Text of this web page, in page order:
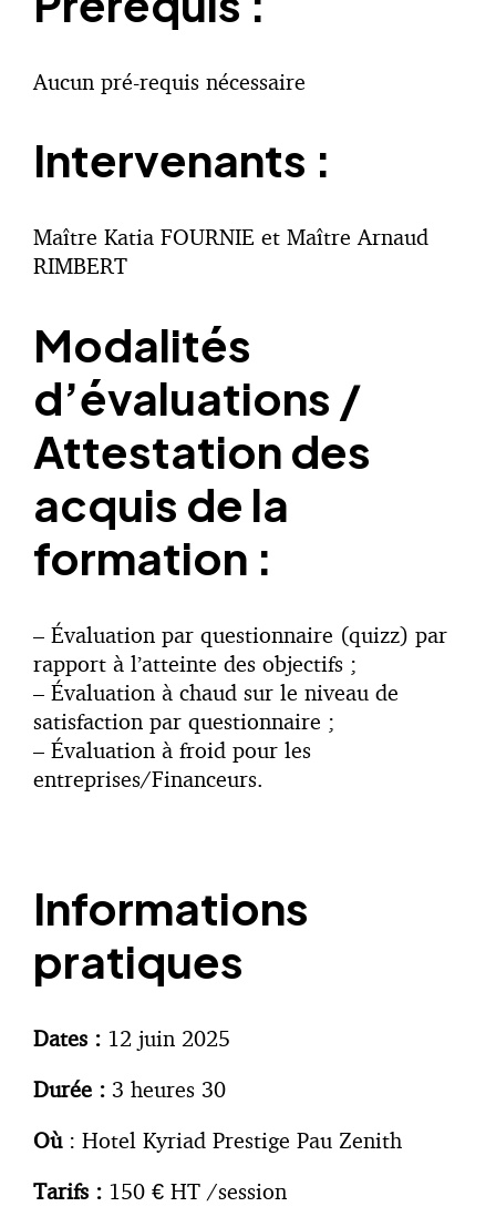
Aucun pré-requis nécessaire
Intervenants :
Maître Katia FOURNIE et Maître Arnaud
RIMBERT
Modalités
d’évaluations /
Attestation des
acquis de la
formation :
– Évaluation par questionnaire (quizz) par
rapport à l’atteinte des objectifs ;
– Évaluation à chaud sur le niveau de
satisfaction par questionnaire ;
– Évaluation à froid pour les
entreprises/Financeurs.
Informations
pratiques
Dates : 12 juin 2025
Durée : 3 heures 30
Où : Hotel Kyriad Prestige Pau Zenith
Tarifs : 150 € HT /session